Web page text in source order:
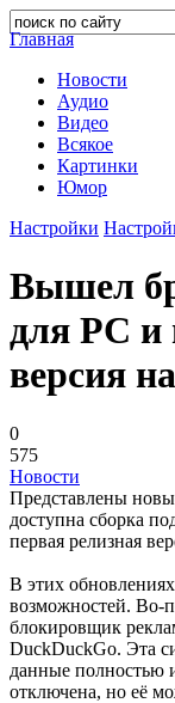
Главная
Новости
Аудио
Видео
Всякое
Картинки
Юмор
Настройки
Вышел
для PC и
версия
0
575
Новости
Представлены
доступна сборка
первая релизная
В этих
возможностей. Во-
блокировщик
DuckDuckGo. Эта
данные полностью
отключена, но её